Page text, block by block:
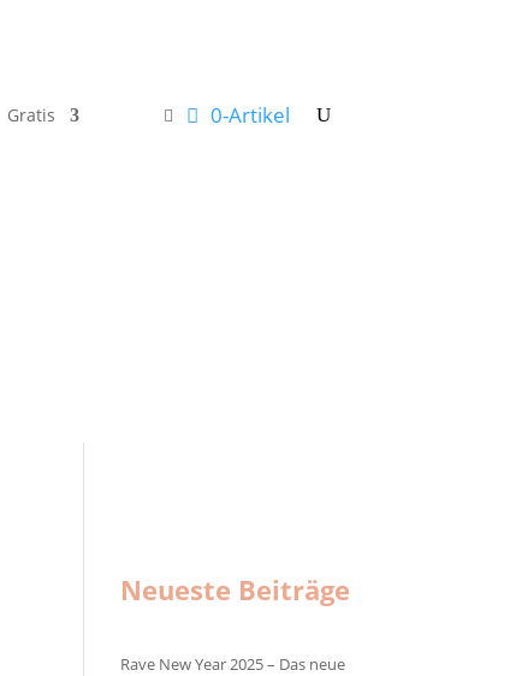
Gratis  0-Artikel
Neueste Beiträge
Rave New Year 2025 – Das neue